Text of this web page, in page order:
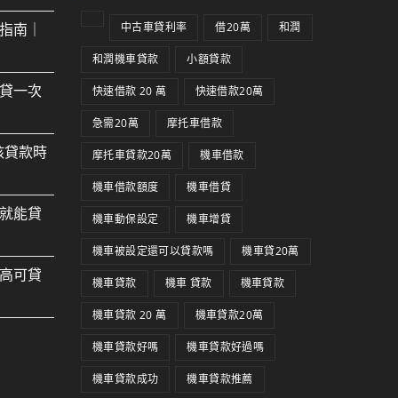
南｜
一次
貸款時
能貸
可貸
中古車貸利率 借20萬 和潤
和潤機車貸款 小額貸款
快速借款 20 萬 快速借款20萬
急需20萬 摩托車借款
摩托車貸款20萬 機車借款
機車借款額度 機車借貸
機車動保設定 機車增貸
機車被設定還可以貸款嗎 機車貸20萬
機車貸款 機車 貸款 機車貸款
機車貸款 20 萬 機車貸款20萬
機車貸款好嗎 機車貸款好過嗎
機車貸款成功 機車貸款推薦